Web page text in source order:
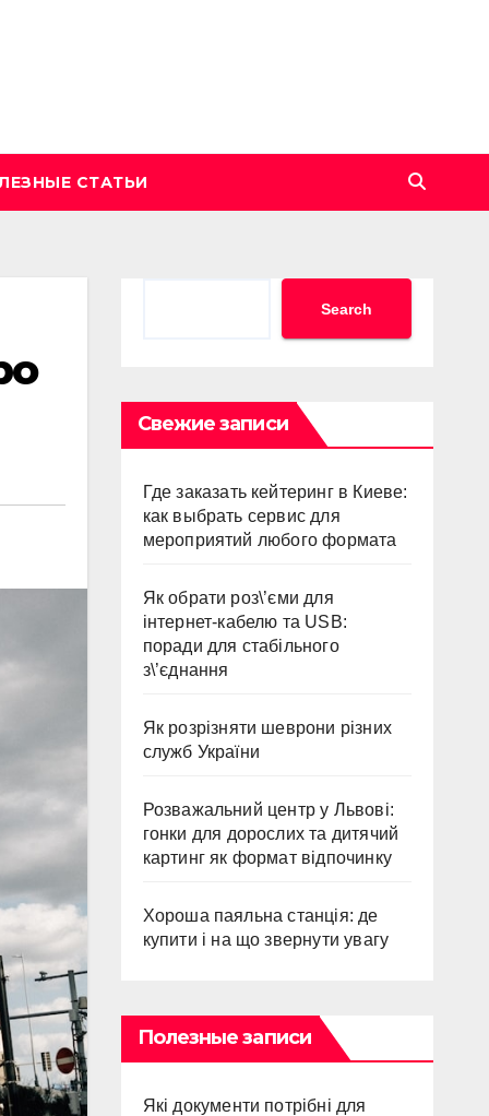
СТАТЬИ
Search
Свежие записи
Где заказать кейтеринг в Киеве:
как выбрать сервис для
мероприятий любого формата
Як обрати роз\’єми для
інтернет-кабелю та USB:
поради для стабільного
з\’єднання
Як розрізняти шеврони різних
служб України
Розважальний центр у Львові:
гонки для дорослих та дитячий
картинг як формат відпочинку
Хороша паяльна станція: де
купити і на що звернути увагу
Полезные записи
Які документи потрібні для